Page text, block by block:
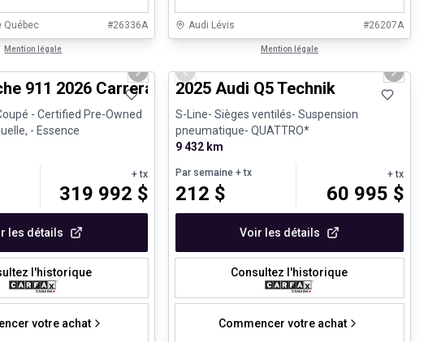
Québec #26336A
Mention légale
Audi Lévis #26207A
Mention légale
Leather Package
certifiés
Next slide
911 2026 Carrera T Club Coupé - Certified Pre-Owned
- Certified Pre-Owned
- Essence
+ tx
319 992 $
les détails
l'historique
votre achat
Véhicules d'occasion certifiés
Previous slide Next
2025 Audi Q5 Technik
S-Line- Sièges ventilés- Suspension
pneumatique- QUATTRO*
9 432 km
Par semaine+ tx
212 $
+ tx
60 995 $
Voir les détails
Consultez l'historique
Commencer votre achat